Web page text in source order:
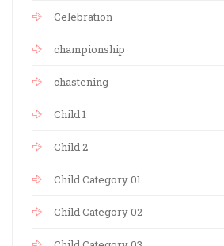
Celebration
championship
chastening
Child 1
Child 2
Child Category 01
Child Category 02